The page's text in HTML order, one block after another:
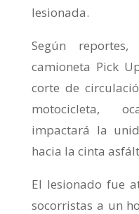
lesionada.
Según
camioneta Pick
corte de
motocicleta,
impactará la
hacia la cinta
El lesionado fue
socorristas a un